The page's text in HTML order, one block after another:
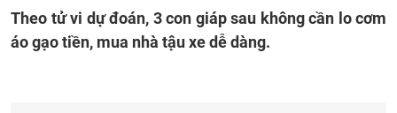
Theo tử vi dự đoán, 3 con giáp sau không cần lo cơm
áo gạo tiền, mua nhà tậu xe dễ dàng.